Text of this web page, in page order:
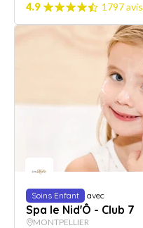
4.9
1797 avis
Soins Enfant avec
Spa le Nid'Ô - Club 7
MONTPELLIER